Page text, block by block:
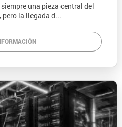
una pieza central del
pero la llegada d...